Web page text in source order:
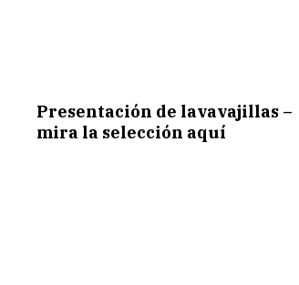
Presentación de lavavajillas –
mira la selección aquí